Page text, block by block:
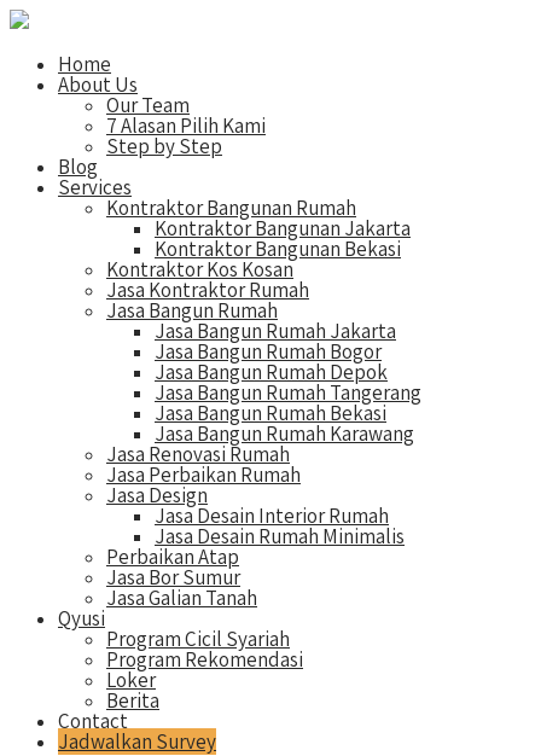
Home
About Us
Our Team
7 Alasan Pilih Kami
Step by Step
Blog
Services
Kontraktor Bangunan Rumah
Kontraktor Bangunan Jakarta
Kontraktor Bangunan Bekasi
Kontraktor Kos Kosan
Jasa Kontraktor Rumah
Jasa Bangun Rumah
Jasa Bangun Rumah Jakarta
Jasa Bangun Rumah Bogor
Jasa Bangun Rumah Depok
Jasa Bangun Rumah Tangerang
Jasa Bangun Rumah Bekasi
Jasa Bangun Rumah Karawang
Jasa Renovasi Rumah
Jasa Perbaikan Rumah
Jasa Design
Jasa Desain Interior Rumah
Jasa Desain Rumah Minimalis
Perbaikan Atap
Jasa Bor Sumur
Jasa Galian Tanah
Qyusi
Program Cicil Syariah
Program Rekomendasi
Loker
Berita
Contact
Jadwalkan Survey